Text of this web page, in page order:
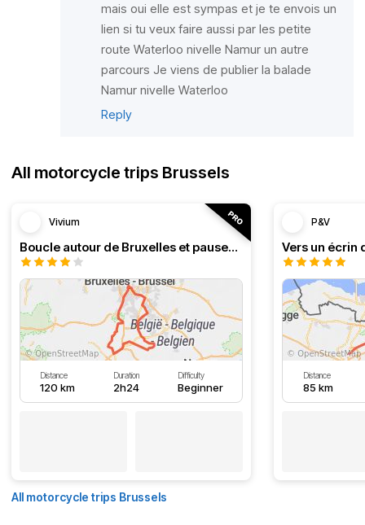
mais oui elle est sympas et je te envois un
lien si tu veux faire aussi par les petite
route Waterloo nivelle Namur un autre
parcours Je viens de publier la balade
Namur nivelle Waterloo
Reply
All motorcycle trips Brussels
Vivium
Boucle autour de Bruxelles et pauses au bord de l'eau
Distance
120 km
Duration
2h24
Difficulty
Beginner
P&V
Vers un écrin
Distance
85 km
All motorcycle trips Brussels